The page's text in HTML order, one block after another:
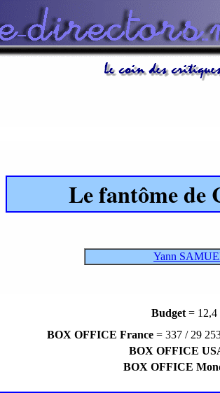
Le fantôme de
Yann
Budget =
BOX OFFICE France= 337 / 29
BOX OFFICE
BOX OFFICE